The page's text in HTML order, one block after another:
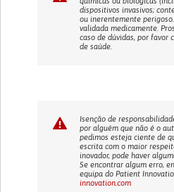
dispositivos invasivos;
ou inerentemente
validada medicamente.
caso de dúvidas, por favor
de saúde.
Isenção de
por alguém que não é o
pedimos esteja ciente de
escrita com o maior
inovador, pode haver
Se encontrar algum erro,
equipa do Patient
innovation.com